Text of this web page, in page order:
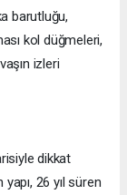
barutluğu,
kol düğmeleri,
izleri
dikkat
26 yıl süren